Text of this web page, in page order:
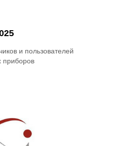
и пользователей
приборов